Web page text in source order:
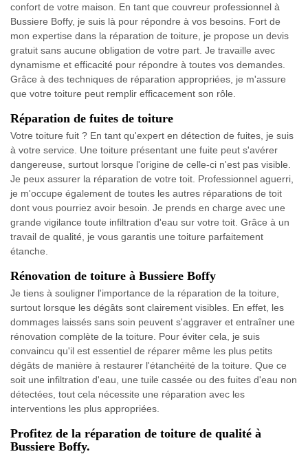
confort de votre maison. En tant que couvreur professionnel à
Bussiere Boffy, je suis là pour répondre à vos besoins. Fort de
mon expertise dans la réparation de toiture, je propose un devis
gratuit sans aucune obligation de votre part. Je travaille avec
dynamisme et efficacité pour répondre à toutes vos demandes.
Grâce à des techniques de réparation appropriées, je m'assure
que votre toiture peut remplir efficacement son rôle.
Réparation de fuites de toiture
Votre toiture fuit ? En tant qu'expert en détection de fuites, je suis
à votre service. Une toiture présentant une fuite peut s'avérer
dangereuse, surtout lorsque l'origine de celle-ci n'est pas visible.
Je peux assurer la réparation de votre toit. Professionnel aguerri,
je m'occupe également de toutes les autres réparations de toit
dont vous pourriez avoir besoin. Je prends en charge avec une
grande vigilance toute infiltration d'eau sur votre toit. Grâce à un
travail de qualité, je vous garantis une toiture parfaitement
étanche.
Rénovation de toiture à Bussiere Boffy
Je tiens à souligner l'importance de la réparation de la toiture,
surtout lorsque les dégâts sont clairement visibles. En effet, les
dommages laissés sans soin peuvent s'aggraver et entraîner une
rénovation complète de la toiture. Pour éviter cela, je suis
convaincu qu'il est essentiel de réparer même les plus petits
dégâts de manière à restaurer l'étanchéité de la toiture. Que ce
soit une infiltration d'eau, une tuile cassée ou des fuites d'eau non
détectées, tout cela nécessite une réparation avec les
interventions les plus appropriées.
Profitez de la réparation de toiture de qualité à
Bussiere Boffy.